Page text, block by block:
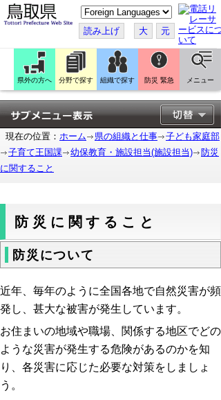
こ
の
ペ
ー
ジ
翻
訳
す
る
読み上げ 大 元
県外の方へ 分野で探す 組織で探す 防災 緊急 メニュー
現在の位置： ホーム 県の組織と仕事
子ども家庭部
子育て王国課
幼保教育・施設担当(施設担当)
防災
に関すること
防災に関すること
防災について
近年、毎年のように全国各地で自然災害が頻
発し、甚大な被害が発生しています。
お住まいの地域や職場、関係する地区でどの
ような災害が発生する危険があるのかを知
り、各災害に応じた必要な対策をしましょ
う。